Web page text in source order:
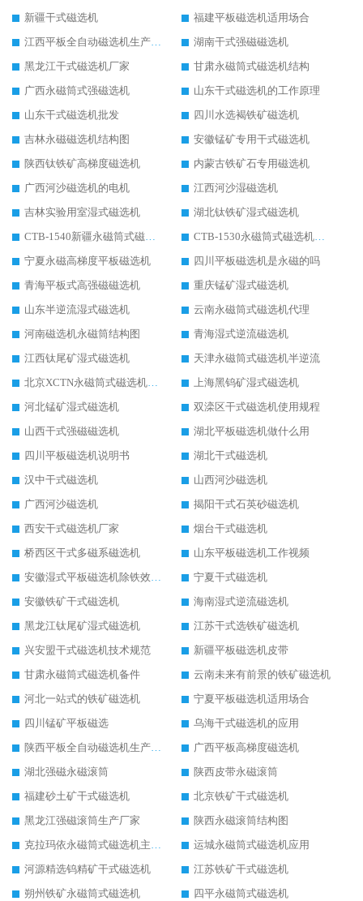
新疆干式磁选机
福建平板磁选机适用场合
江西平板全自动磁选机生产厂家
湖南干式强磁磁选机
黑龙江干式磁选机厂家
甘肃永磁筒式磁选机结构
广西永磁筒式强磁选机
山东干式磁选机的工作原理
山东干式磁选机批发
四川水选褐铁矿磁选机
吉林永磁磁选机结构图
安徽锰矿专用干式磁选机
陕西钛铁矿高梯度磁选机
内蒙古铁矿石专用磁选机
广西河沙磁选机的电机
江西河沙湿磁选机
吉林实验用室湿式磁选机
湖北钛铁矿湿式磁选机
CTB-1540新疆永磁筒式磁选机
CTB-1530永磁筒式磁选机代理商
宁夏永磁高梯度平板磁选机
四川平板磁选机是永磁的吗
青海平板式高强磁磁选机
重庆锰矿湿式磁选机
山东半逆流湿式磁选机
云南永磁筒式磁选机代理
河南磁选机永磁筒结构图
青海湿式逆流磁选机
江西钛尾矿湿式磁选机
天津永磁筒式磁选机半逆流
北京XCTN永磁筒式磁选机磁块位置
上海黑钨矿湿式磁选机
河北锰矿湿式磁选机
双滦区干式磁选机使用规程
山西干式强磁磁选机
湖北平板磁选机做什么用
四川平板磁选机说明书
湖北干式磁选机
汉中干式磁选机
山西河沙磁选机
广西河沙磁选机
揭阳干式石英砂磁选机
西安干式磁选机厂家
烟台干式磁选机
桥西区干式多磁系磁选机
山东平板磁选机工作视频
安徽湿式平板磁选机除铁效果怎么样
宁夏干式磁选机
安徽铁矿干式磁选机
海南湿式逆流磁选机
黑龙江钛尾矿湿式磁选机
江苏干式选铁矿磁选机
兴安盟干式磁选机技术规范
新疆平板磁选机皮带
甘肃永磁筒式磁选机备件
云南未来有前景的铁矿磁选机
河北一站式的铁矿磁选机
宁夏平板磁选机适用场合
四川锰矿平板磁选
乌海干式磁选机的应用
陕西平板全自动磁选机生产厂家
广西平板高梯度磁选机
湖北强磁永磁滚筒
陕西皮带永磁滚筒
福建砂土矿干式磁选机
北京铁矿干式磁选机
黑龙江强磁滚筒生产厂家
陕西永磁滚筒结构图
克拉玛依永磁筒式磁选机主要技术参数
运城永磁筒式磁选机应用
河源精选钨精矿干式磁选机
江苏铁矿干式磁选机
朔州铁矿永磁筒式磁选机
四平永磁筒式磁选机